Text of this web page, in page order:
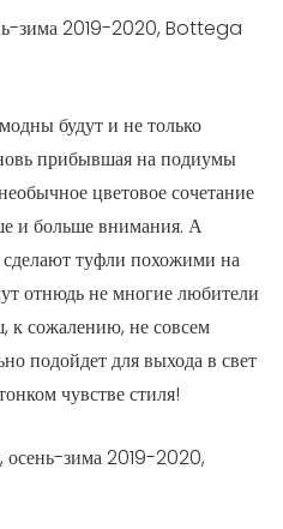
зима 2019-2020, Bottega
будут и не только
прибывшая на подиумы
цветовое сочетание
и больше внимания. А
туфли похожими на
отнюдь не многие любители
сожалению, не совсем
подойдет для выхода в свет
чувстве стиля!